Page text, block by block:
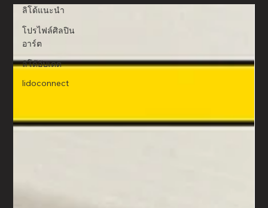
ลิโด้แนะนำ
โปรไฟล์ศิลปิน
อาร์ต
ลิโด้อัปเดต
lidoconnect